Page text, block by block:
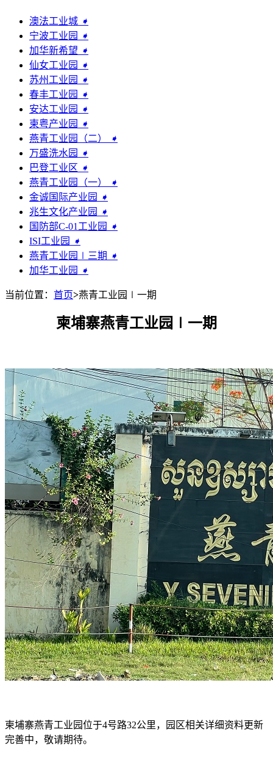
澳法工业城 ➧
宁波工业园
➧
加华新希望 ➧
仙女工业园
➧
苏州工业园
➧
春丰工业园
➧
安达工业园
➧
柬粤产业园
➧
燕青工业园（二）
➧
万盛洗水园
➧
巴登工业区 ➧
燕青工业园（一）
➧
金诚国际产业园
➧
兆生文化产业园
➧
国防部C-01工业园
➧
ISI工业园
➧
燕青工业园∣三期 ➧
加华工业园
➧
当前位置： 首页>燕青工业园∣一期
柬埔寨燕青工业园∣一期
柬埔寨燕青工业园位于4号路32公里，园区相关详细资料更新
完善中，敬请期待。